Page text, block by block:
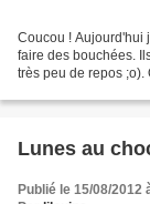
Coucou ! Aujourd'hui
faire des bouchées.
très peu de repos ;o).
Lunes au
Publié le 15/08/2012